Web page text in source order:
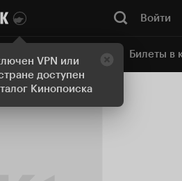
VPN или
доступен
Кинопоиска
Войти
Онлайн-кинотеатр Билеты в